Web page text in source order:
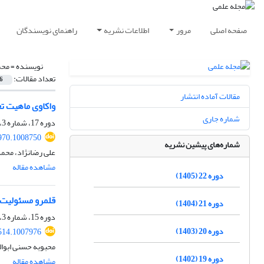
صفحه اصلی مرور اطلاعات نشریه راهنمای نویسندگان
نویسنده =
تعداد مقالات: 6
واکاوی ماهیت
دوره 17، شماره 3، پاییز 1400، صفحه
علی رضانژاد،
مشاهده مقاله
قلمرو
دوره 15، شماره 3، پاییز 1398، صفحه
محبوبه حسنی
مقالات آماده انتشار
شماره جاری
شماره‌های پیشین نشریه
دوره 22 (1405)
دوره 21 (1404)
دوره 20 (1403)
دوره 19 (1402)